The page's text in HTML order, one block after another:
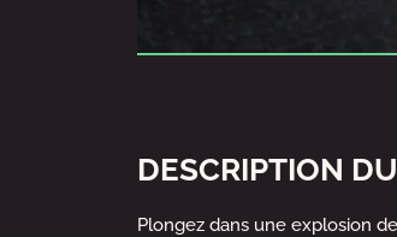
DESCRIPTION
Plongez dans une explosion